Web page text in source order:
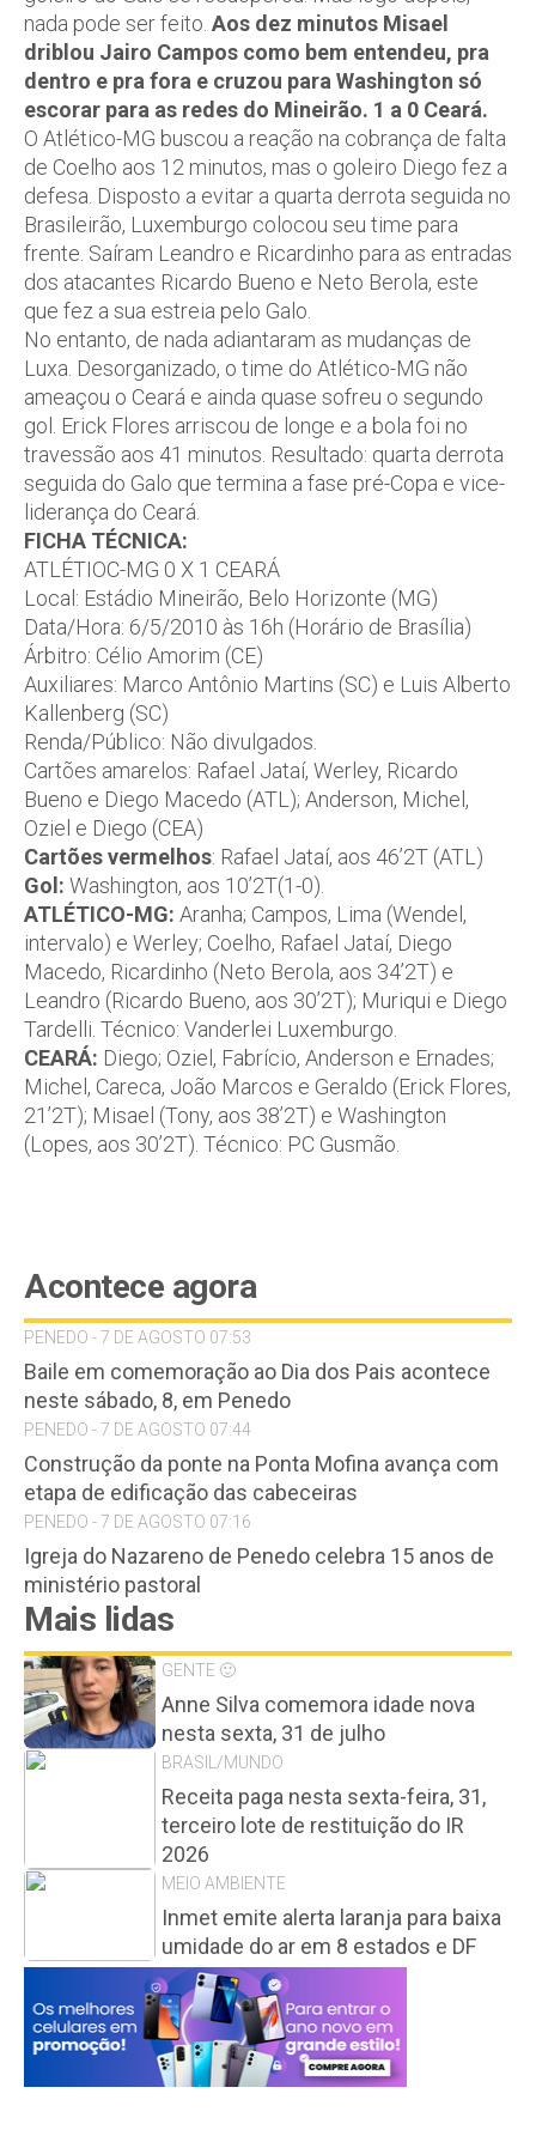
nada pode ser feito. Aos dez minutos Misael
driblou Jairo Campos como bem entendeu, pra
dentro e pra fora e cruzou para Washington só
escorar para as redes do Mineirão. 1 a 0 Ceará.
O Atlético-MG buscou a reação na cobrança de falta
de Coelho aos 12 minutos, mas o goleiro Diego fez a
defesa. Disposto a evitar a quarta derrota seguida no
Brasileirão, Luxemburgo colocou seu time para
frente. Saíram Leandro e Ricardinho para as entradas
dos atacantes Ricardo Bueno e Neto Berola, este
que fez a sua estreia pelo Galo.
No entanto, de nada adiantaram as mudanças de
Luxa. Desorganizado, o time do Atlético-MG não
ameaçou o Ceará e ainda quase sofreu o segundo
gol. Erick Flores arriscou de longe e a bola foi no
travessão aos 41 minutos. Resultado: quarta derrota
seguida do Galo que termina a fase pré-Copa e vice-
liderança do Ceará.
FICHA TÉCNICA:
ATLÉTIOC-MG 0 X 1 CEARÁ
Local: Estádio Mineirão, Belo Horizonte (MG)
Data/Hora: 6/5/2010 às 16h (Horário de Brasília)
Árbitro: Célio Amorim (CE)
Auxiliares: Marco Antônio Martins (SC) e Luis Alberto
Kallenberg (SC)
Renda/Público: Não divulgados.
Cartões amarelos: Rafael Jataí, Werley, Ricardo
Bueno e Diego Macedo (ATL); Anderson, Michel,
Oziel e Diego (CEA)
Cartões vermelhos: Rafael Jataí, aos 46’2T (ATL)
Gol: Washington, aos 10’2T(1-0).
ATLÉTICO-MG: Aranha; Campos, Lima (Wendel,
intervalo) e Werley; Coelho, Rafael Jataí, Diego
Macedo, Ricardinho (Neto Berola, aos 34’2T) e
Leandro (Ricardo Bueno, aos 30’2T); Muriqui e Diego
Tardelli. Técnico: Vanderlei Luxemburgo.
CEARÁ: Diego; Oziel, Fabrício, Anderson e Ernades;
Michel, Careca, João Marcos e Geraldo (Erick Flores,
21’2T); Misael (Tony, aos 38’2T) e Washington
(Lopes, aos 30’2T). Técnico: PC Gusmão.
Acontece agora
PENEDO - 7 DE AGOSTO 07:53
Baile em comemoração ao Dia dos Pais acontece
neste sábado, 8, em Penedo
PENEDO - 7 DE AGOSTO 07:44
Construção da ponte na Ponta Mofina avança com
etapa de edificação das cabeceiras
PENEDO - 7 DE AGOSTO 07:16
Igreja do Nazareno de Penedo celebra 15 anos de
ministério pastoral
Mais lidas
GENTE 🙂
Anne Silva comemora idade nova
nesta sexta, 31 de julho
BRASIL/MUNDO
Receita paga nesta sexta-feira, 31,
terceiro lote de restituição do IR
2026
MEIO AMBIENTE
Inmet emite alerta laranja para baixa
umidade do ar em 8 estados e DF